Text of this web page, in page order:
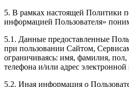
5. В рамках настоящей Политики
информацией Пользователя»
5.1. Данные предоставленные
при пользовании Сайтом,
ограничиваясь: имя, фамилия,
телефона и/или адрес
5.2. Иная информация о